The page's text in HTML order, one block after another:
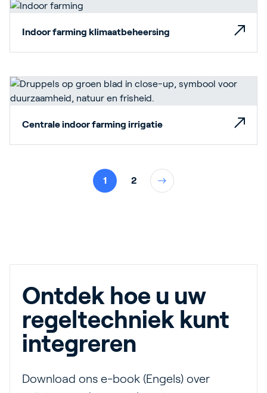
Indoor farming klimaatbeheersing
Centrale indoor farming irrigatie
1 2
Ontdek hoe u uw
regeltechniek kunt
integreren
Download ons e-book (Engels) over